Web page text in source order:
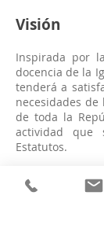
Visión
Inspirada por
docencia de la
tenderá a
necesidades
de toda la
actividad que
Estatutos.
Con esta
el